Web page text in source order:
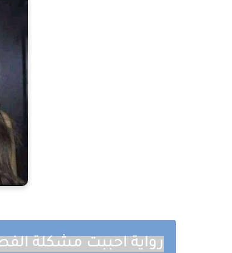
رواية احببت مشكلة